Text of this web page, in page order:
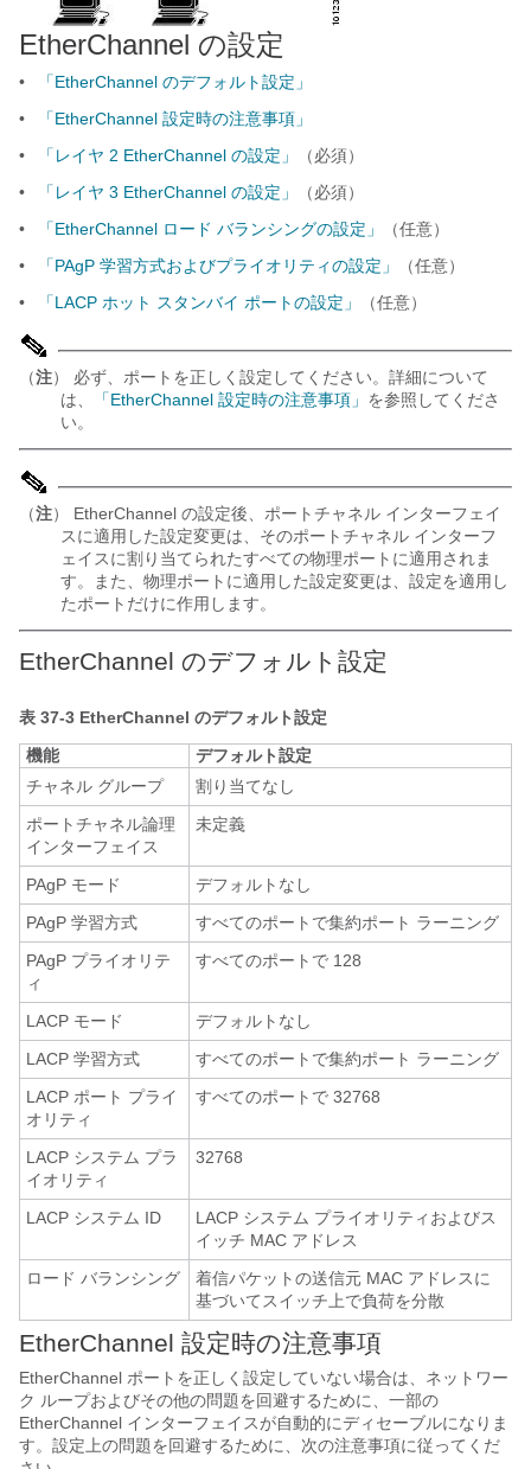
EtherChannel の設定
•
「EtherChannel のデフォルト設定」
•
「EtherChannel 設定時の注意事項」
•
「レイヤ 2 EtherChannel の設定」
（必須）
•
「レイヤ 3 EtherChannel の設定」
（必須）
•
「EtherChannel ロード バランシングの設定」
（任意）
•
「PAgP 学習方式およびプライオリティの設定」
（任意）
•
「LACP ホット スタンバイ ポートの設定」 （任意）
（注） 必ず、ポートを正しく設定してください。詳細について
は、
「EtherChannel 設定時の注意事項」 を参照してくださ
い。
（注） EtherChannel の設定後、ポートチャネル インターフェイ
スに適用した設定変更は、そのポートチャネル インターフ
ェイスに割り当てられたすべての物理ポートに適用されま
す。また、物理ポートに適用した設定変更は、設定を適用し
たポートだけに作用します。
EtherChannel のデフォルト設定
表 37-3 EtherChannel のデフォルト設定
機能
デフォルト設定
チャネル グループ
割り当てなし
ポートチャネル論理
インターフェイス
未定義
PAgP モード
デフォルトなし
PAgP 学習方式
すべてのポートで集約ポート ラーニング
PAgP プライオリテ
ィ
すべてのポートで 128
LACP モード
デフォルトなし
LACP 学習方式
すべてのポートで集約ポート ラーニング
LACP ポート プライ
オリティ
すべてのポートで 32768
LACP システム プラ
イオリティ
32768
LACP システム ID
LACP システム プライオリティおよびス
イッチ MAC アドレス
ロード バランシング
着信パケットの送信元 MAC アドレスに
基づいてスイッチ上で負荷を分散
EtherChannel 設定時の注意事項
EtherChannel ポートを正しく設定していない場合は、ネットワー
ク ループおよびその他の問題を回避するために、一部の
EtherChannel インターフェイスが自動的にディセーブルになりま
す。設定上の問題を回避するために、次の注意事項に従ってくだ